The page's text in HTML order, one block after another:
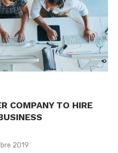
COMPANY TO HIRE
2019